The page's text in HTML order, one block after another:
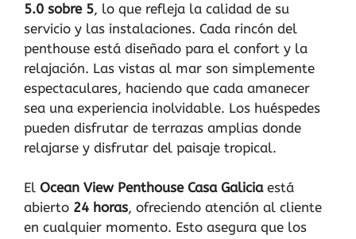
5.0 sobre 5, lo que refleja la calidad de su
servicio y las instalaciones. Cada rincón del
penthouse está diseñado para el confort y la
relajación. Las vistas al mar son simplemente
espectaculares, haciendo que cada amanecer
sea una experiencia inolvidable. Los huéspedes
pueden disfrutar de terrazas amplias donde
relajarse y disfrutar del paisaje tropical.
El Ocean View Penthouse Casa Galiciaestá
abierto 24 horas, ofreciendo atención al cliente
en cualquier momento. Esto asegura que los